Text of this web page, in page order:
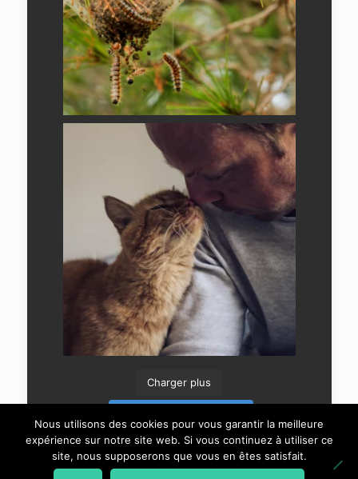
Charger plus
Nous utilisons des cookies pour vous garantir la meilleure
expérience sur notre site web. Si vous continuez à utiliser ce
site, nous supposerons que vous en êtes satisfait.